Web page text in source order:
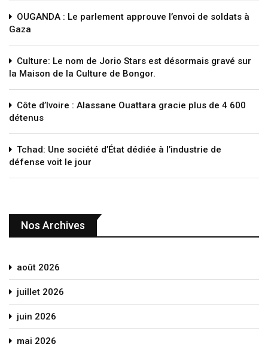
OUGANDA : Le parlement approuve l’envoi de soldats à
Gaza
Culture: Le nom de Jorio Stars est désormais gravé sur
la Maison de la Culture de Bongor.
Côte d’Ivoire : Alassane Ouattara gracie plus de 4 600
détenus
Tchad: Une société d’État dédiée à l’industrie de
défense voit le jour
Nos Archives
août 2026
juillet 2026
juin 2026
mai 2026